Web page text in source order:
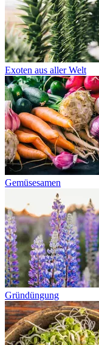
Exoten aus aller Welt
Gemüsesamen
Gründüngung